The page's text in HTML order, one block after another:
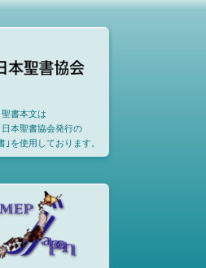
聖書本文は
日本聖書協会発行の
｣を使用しております。